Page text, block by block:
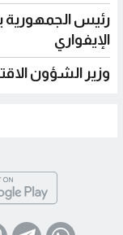
رئيس الجمهورية
الإيفواري
وزير الشؤون